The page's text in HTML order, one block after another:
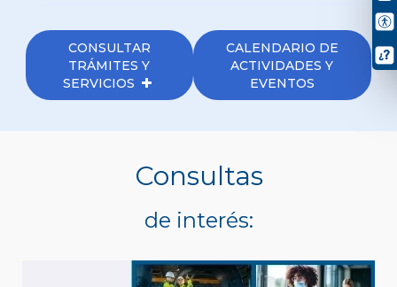
CONSULTAR
TRÁMITES Y
SERVICIOS
CALENDARIO DE
ACTIVIDADES Y
EVENTOS
Consultas
de interés: